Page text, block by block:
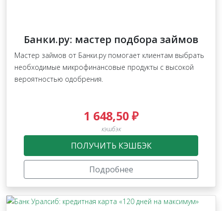
Банки.ру: мастер подбора займов
Мастер займов от Банки.ру помогает клиентам выбрать
необходимые микрофинансовые продукты с высокой
вероятностью одобрения.
1 648,50 ₽
кэшбэк
ПОЛУЧИТЬ КЭШБЭК
Подробнее